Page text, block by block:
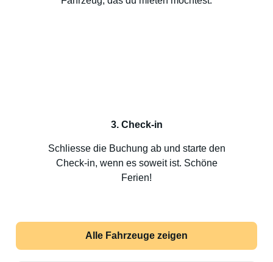
3. Check-in
Schliesse die Buchung ab und starte den
Check-in, wenn es soweit ist. Schöne
Ferien!
Alle Fahrzeuge zeigen